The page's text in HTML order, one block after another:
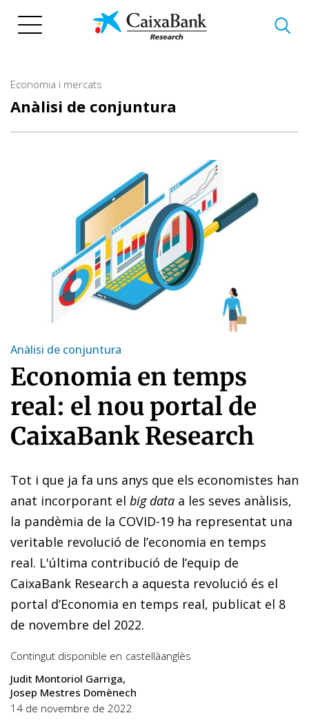
Economia i mercats
Anàlisi de conjuntura
Anàlisi de conjuntura
Economia en temps
real: el nou portal de
CaixaBank Research
Tot i que ja fa uns anys que els economistes han
anat incorporant el big data a les seves anàlisis,
la pandèmia de la COVID-19 ha representat una
veritable revolució de l’economia en temps
real. L'última contribució de l’equip de
CaixaBank Research a aquesta revolució és el
portal d’Economia en temps real, publicat el 8
de novembre del 2022.
Contingut disponible en castellàanglès
Judit Montoriol Garriga
Josep Mestres Domènech
14 de novembre de 2022